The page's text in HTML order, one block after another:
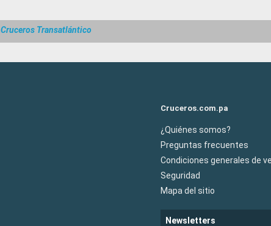
Cruceros Transatlántico
Cruceros.com.pa
¿Quiénes somos?
Preguntas frecuentes
Condiciones generales de
Seguridad
Mapa del sitio
Newsletters